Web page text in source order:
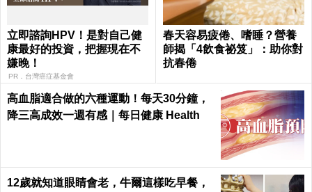
立即諮詢HPV！是對自己健
康最好的投資，把握現在不
嫌晚！
PR．台灣癌症基金會
春天容易疲倦、嗜睡？營養
師揭「4飲食祕笈」：助你對
抗春倦
高血脂適合做的六種運動！每天30分鐘，
降三高成效一週有感｜每日健康 Health
12歲就知道眼睛會老，牛爾這樣吃早餐，